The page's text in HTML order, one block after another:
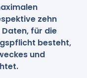
zehn
für die
besteht,
und